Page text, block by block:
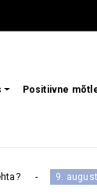
Positiivne